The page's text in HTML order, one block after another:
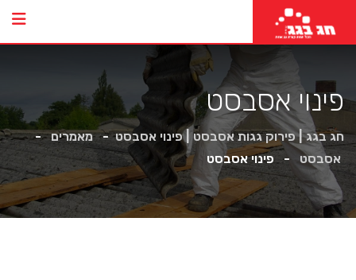
פינוי אסבסט
חג בגג | פירוק גגות אסבסט | פינוי אסבסט - מאמרים -
אסבסט
- פינוי אסבסט